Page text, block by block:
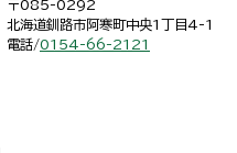
〒085-0292
北海道釧路市阿寒町中央1丁目4-1
電話/0154-66-2121